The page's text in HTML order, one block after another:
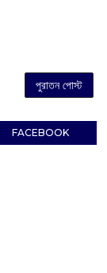
পুরাতন পোস্ট
FACEBOOK